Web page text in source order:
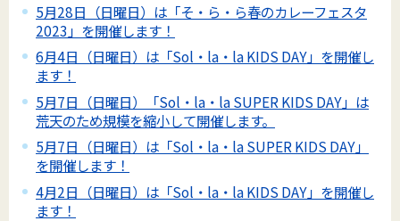
5月28日（日曜日）は「そ・ら・ら春のカレーフェスタ
2023」を開催します！
6月4日（日曜日）は「Sol・la・la KIDS DAY」を開催し
ます！
5月7日（日曜日）「Sol・la・la SUPER KIDS DAY」は
荒天のため規模を縮小して開催します。
5月7日（日曜日）は「Sol・la・la SUPER KIDS DAY」
を開催します！
4月2日（日曜日）は「Sol・la・la KIDS DAY」を開催し
ます！